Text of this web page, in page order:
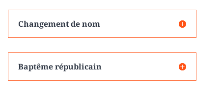
Changement de nom
Baptême républicain